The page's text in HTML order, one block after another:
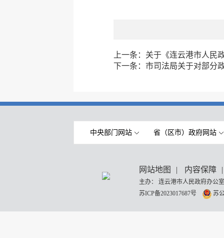
上一条： 关于《连云港市人民
下一条： 市司法局关于对部分
中央部门网站 省（区市）政府网站
网站地图 | 内容保障 |
主办： 连云港市人民政府办
苏ICP备2023017687号
苏